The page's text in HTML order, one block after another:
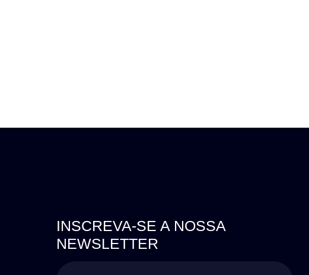
INSCREVA-SE A NOSSA
NEWSLETTER